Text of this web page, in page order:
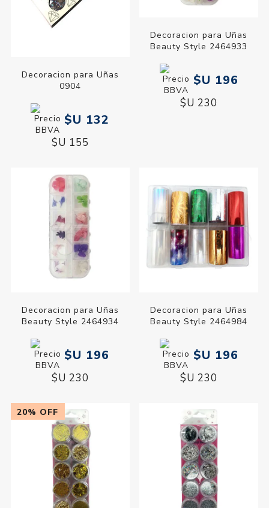
Decoracion para Uñas
0904
$U 132
$U 155
Decoracion para Uñas
Beauty Style 2464933
$U 196
$U 230
Decoracion para Uñas
Beauty Style 2464934
$U 196
$U 230
Decoracion para Uñas
Beauty Style 2464984
$U 196
$U 230
20% OFF